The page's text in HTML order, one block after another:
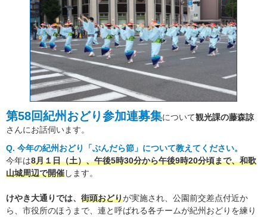
第58回紀州おどり参加連募集について観光課の藤森諒
さんにお話伺います。
Q. 今年の紀州おどり「ぶんだら節」について教えてください。
今年は8月１日（土）、午後5時30分から午後9時20分頃まで、和歌
山城周辺で開催します。
けやき大通りでは、 街頭おどりが実施され、公園前交差点付近か
ら、市役所のほうまで、連と呼ばれる各チームが紀州おどりを練り